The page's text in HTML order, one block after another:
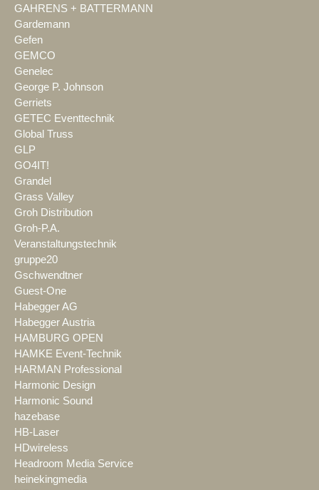
GAHRENS + BATTERMANN
Gardemann
Gefen
GEMCO
Genelec
George P. Johnson
Gerriets
GETEC Eventtechnik
Global Truss
GLP
GO4IT!
Grandel
Grass Valley
Groh Distribution
Groh-P.A.
Veranstaltungstechnik
gruppe20
Gschwendtner
Guest-One
Habegger AG
Habegger Austria
HAMBURG OPEN
HAMKE Event-Technik
HARMAN Professional
Harmonic Design
Harmonic Sound
hazebase
HB-Laser
HDwireless
Headroom Media Service
heinekingmedia